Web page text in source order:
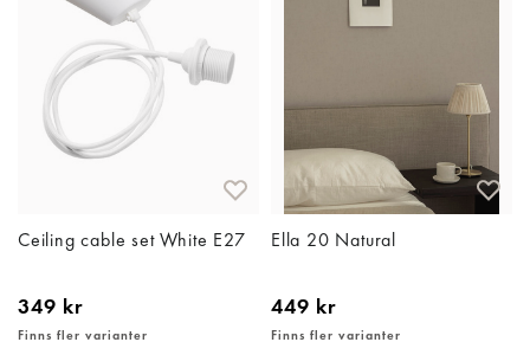
Ceiling cable set White E27
349 kr
Finns fler varianter
Ella 20 Natural
449 kr
Finns fler varianter